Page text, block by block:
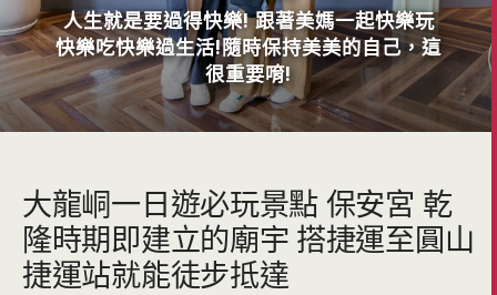
人生就是要過得快樂! 跟著美媽一起快樂玩
快樂吃快樂過生活!隨時保持美美的自己，這
很重要唷!
大龍峒一日遊必玩景點 保安宮 乾
隆時期即建立的廟宇 搭捷運至圓山
捷運站就能徒步抵達